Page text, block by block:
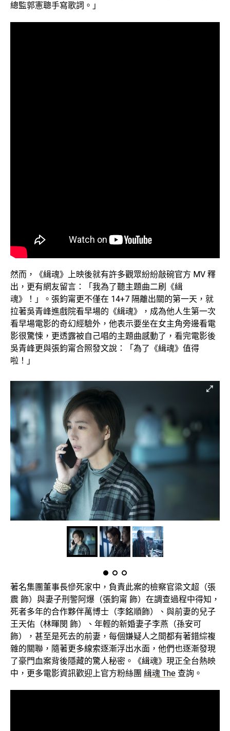
總監郭憲聰手寫歌詞。」
然而，《緝魂》上映後就有許多觀眾紛紛敲碗官方 MV 釋
出，更有網友留言：「我為了聽主題曲二刷《緝
魂》！」。張鈞甯更不僅在 14+7 隔離出關的第一天，就
拉著吳青峰進戲院看早場的《緝魂》，成為他人生第一次
看早場電影的奇幻經驗外，他表示要坐在女主角旁邊看電
影很驚悚，更透露被自己唱的主題曲感動了，看完電影後
吳青峰更與張鈞甯合照發文說：「為了《緝魂》值得
啦！」
著名集團董事長慘死家中，負責此案的檢察官梁文超（張
震 飾）與妻子刑警阿爆（張鈞甯 飾）在調查過程中得知，
死者多年的合作夥伴萬博士（李銘順飾）、與前妻的兒子
王天佑（林暉閔 飾）、年輕的新婚妻子李燕（孫安可
飾），甚至是死去的前妻，每個嫌疑人之間都有著錯綜複
雜的關聯，隨著更多線索逐漸浮出水面，他們也逐漸發現
了豪門血案背後隱藏的驚人秘密。《緝魂》現正全台熱映
中，更多電影資訊歡迎上官方粉絲團 緝魂 The 查詢。